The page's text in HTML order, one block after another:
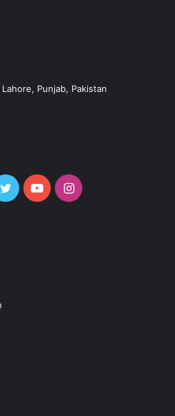
Punjab, Pakistan
TwitterYouTubeInstagram